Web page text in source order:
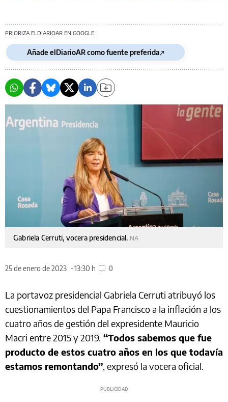
PRIORIZA ELDIARIOAR EN GOOGLE
Añade elDiarioAR como fuente preferida
Gabriela Cerruti, vocera presidencial. NA
25 de enero de 2023 13:30 h 0
La portavoz presidencial Gabriela Cerruti atribuyó los
cuestionamientos del Papa Francisco a la inflación a los
cuatro años de gestión del expresidente Mauricio
Macri entre 2015 y 2019. “Todos sabemos que fue
producto de estos cuatro años en los que todavía
estamos remontando”, expresó la vocera oficial.